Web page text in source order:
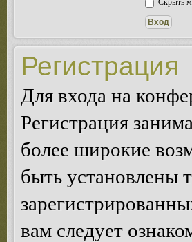
Скрыть
Регистрация
Для входа на
Регистрация
более широкие
быть установлены
вам следует